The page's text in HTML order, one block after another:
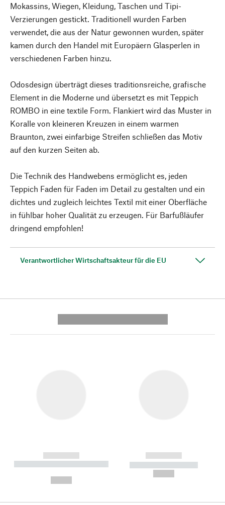
Mokassins, Wiegen, Kleidung, Taschen und Tipi-
Verzierungen gestickt. Traditionell wurden Farben
verwendet, die aus der Natur gewonnen wurden, später
kamen durch den Handel mit Europäern Glasperlen in
verschiedenen Farben hinzu.
Odosdesign überträgt dieses traditionsreiche, grafische
Element in die Moderne und übersetzt es mit Teppich
ROMBO in eine textile Form. Flankiert wird das Muster in
Koralle von kleineren Kreuzen in einem warmen
Braunton, zwei einfarbige Streifen schließen das Motiv
auf den kurzen Seiten ab.
Die Technik des Handwebens ermöglicht es, jeden
Teppich Faden für Faden im Detail zu gestalten und ein
dichtes und zugleich leichtes Textil mit einer Oberfläche
in fühlbar hoher Qualität zu erzeugen. Für Barfußläufer
dringend empfohlen!
Verantwortlicher Wirtschaftsakteur für die EU
------------
----------- ----------- --------
------------
----------- -----------